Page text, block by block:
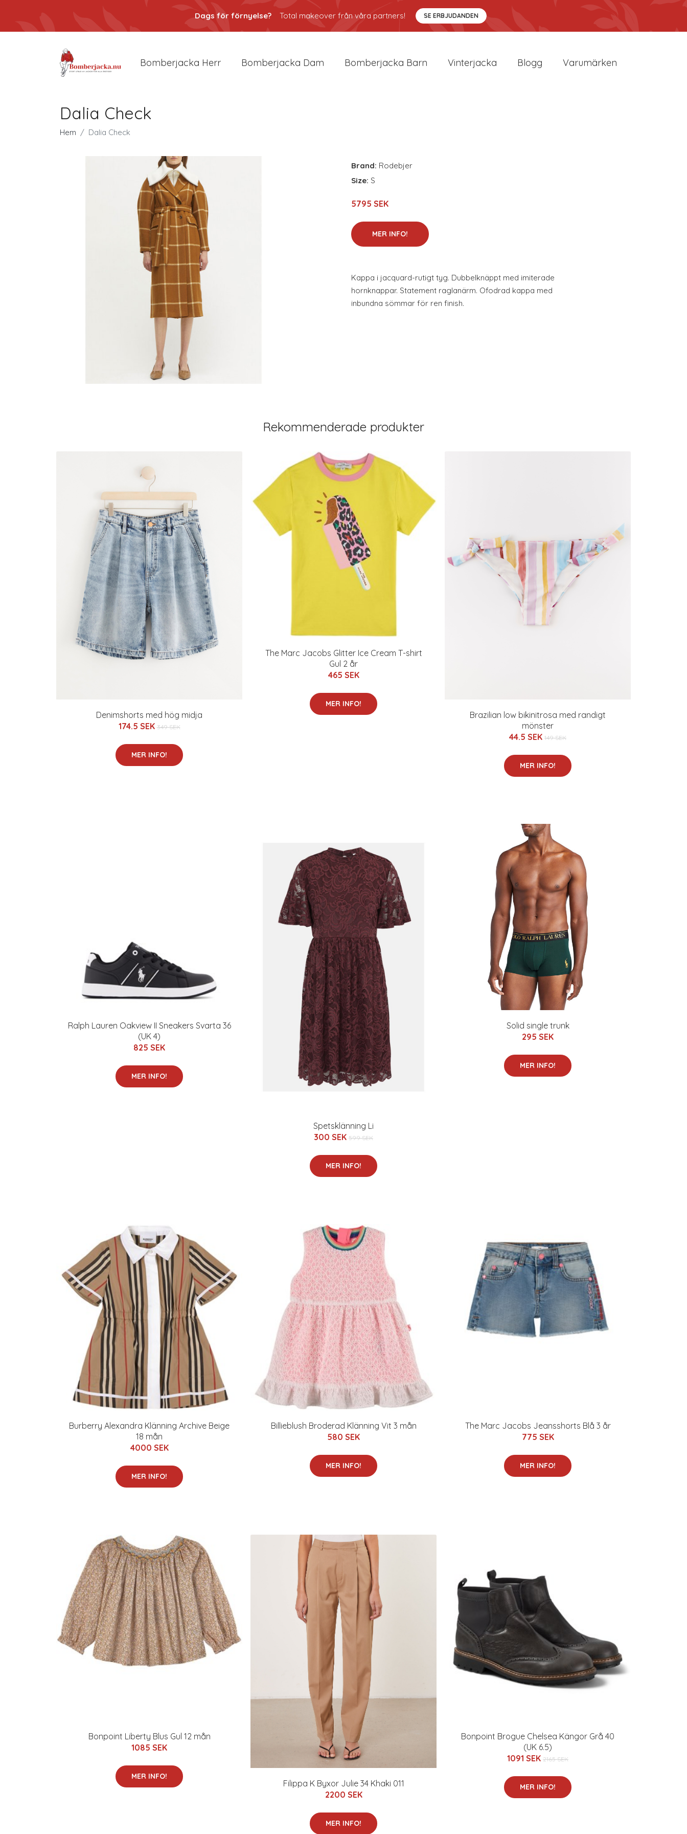
Dags för förnyelse? Total makeover från våra partners! SE ERBJUDANDEN
Bomberjacka Herr Bomberjacka Dam Bomberjacka Barn Vinterjacka Blogg Varumärken
Dalia Check
Hem Dalia Check
Brand: Rodebjer
Size: S
5795 SEK
MER INFO!
Kappa i jacquard-rutigt tyg. Dubbelknäppt med imiterade
hornknappar. Statement raglanärm. Ofodrad kappa med
inbundna sömmar för ren finish.
Rekommenderade produkter
Denimshorts med hög midja
174.5 SEK 349 SEK
MER INFO!
The Marc Jacobs Glitter Ice Cream T-shirt
Gul 2 år
465 SEK
MER INFO!
Brazilian low bikinitrosa med randigt
mönster
44.5 SEK 149 SEK
MER INFO!
Ralph Lauren Oakview II Sneakers Svarta 36
(UK 4)
825 SEK
MER INFO!
Spetsklänning Li
300 SEK 599 SEK
MER INFO!
Solid single trunk
295 SEK
MER INFO!
Burberry Alexandra Klänning Archive Beige
18 mån
4000 SEK
MER INFO!
Billieblush Broderad Klänning Vit 3 mån
580 SEK
MER INFO!
The Marc Jacobs Jeansshorts Blå 3 år
775 SEK
MER INFO!
Bonpoint Liberty Blus Gul 12 mån
1085 SEK
MER INFO!
Filippa K Byxor Julie 34 Khaki 011
2200 SEK
MER INFO!
Bonpoint Brogue Chelsea Kängor Grå 40
(UK 6.5)
1091 SEK 2165 SEK
MER INFO!